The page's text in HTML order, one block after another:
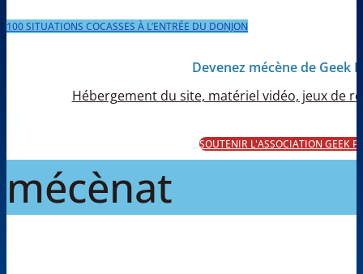
100 SITUATIONS COCASSES À L’ENTRÉE DU DONJON
Devenez mécène de Geek
Hébergement du site, matériel vidéo, jeux de
SOUTENIR L'ASSOCIATION GEEK
mécènat